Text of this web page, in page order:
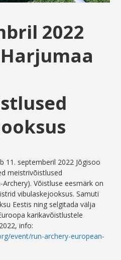
2022
11. septemberil 2022 Jõgisoo
meistrivõistlused
Võistluse eesmärk on
vibulaskejooksus. Samuti
Eestis ning selgitada välja
karikavõistlustele
info:
event/run-archery-european-